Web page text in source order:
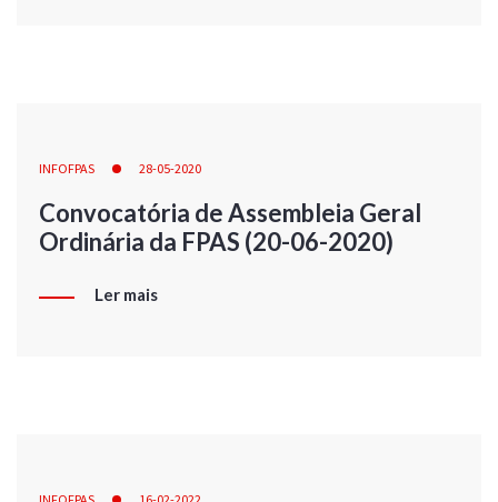
INFOFPAS 28-05-2020
Convocatória de Assembleia Geral
Ordinária da FPAS (20-06-2020)
Ler mais